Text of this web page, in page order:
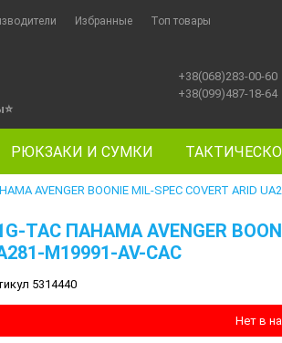
Избранные Топ товары
⭐
+38(068)283-00-60
+38(099)487-18-64
РЮКЗАКИ И СУМКИ
AVENGER BOONIE MIL-SPEC COVERT ARID
TAC ПАНАМА AVENGER
M19991-AV-CAC
5314440
Нет в